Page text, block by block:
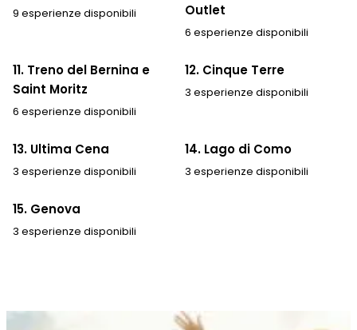
9 esperienze disponibili
Outlet
6 esperienze disponibili
11. Treno del Bernina e
Saint Moritz
6 esperienze disponibili
12. Cinque Terre
3 esperienze disponibili
13. Ultima Cena
3 esperienze disponibili
14. Lago di Como
3 esperienze disponibili
15. Genova
3 esperienze disponibili